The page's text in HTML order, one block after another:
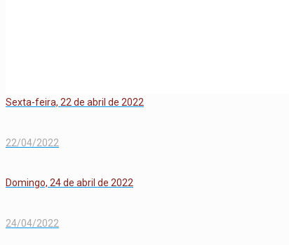
Sexta-feira, 22 de abril de 2022
22/04/2022
Domingo, 24 de abril de 2022
24/04/2022